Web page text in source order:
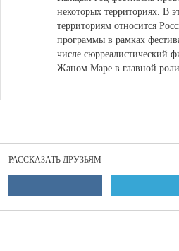
некоторых территориях. В
территориям относится
программы в рамках
числе сюрреалистический
Жаном Маре в главной
РАССКАЗАТЬ ДРУЗЬЯМ